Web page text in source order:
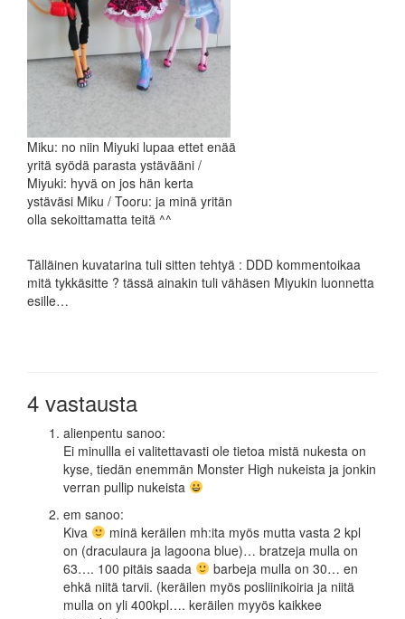
Miku: no niin Miyuki lupaa ettet enää
yritä syödä parasta ystävääni /
Miyuki: hyvä on jos hän kerta
ystäväsi Miku / Tooru: ja minä yritän
olla sekoittamatta teitä ^^
Tälläinen kuvatarina tuli sitten tehtyä : DDD kommentoikaa
mitä tykkäsitte ? tässä ainakin tuli vähäsen Miyukin luonnetta
esille…
4 vastausta
alienpentu sanoo:
Ei minullla ei valitettavasti ole tietoa mistä nukesta on
kyse, tiedän enemmän Monster High nukeista ja jonkin
verran pullip nukeista
em sanoo:
Kiva
minä keräilen mh:ita myös mutta vasta 2 kpl
on (draculaura ja lagoona blue)… bratzeja mulla on
63…. 100 pitäis saada
barbeja mulla on 30… en
ehkä niitä tarvii. (keräilen myös posliinikoiria ja niitä
mulla on yli 400kpl…. keräilen myyös kaikkee